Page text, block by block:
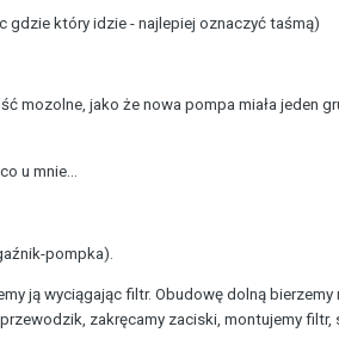
gdzie który idzie - najlepiej oznaczyć taśmą)
mozolne, jako że nowa pompa miała jeden
u mnie...
pompka).
ją wyciągając filtr. Obudowę dolną
zakręcamy zaciski, montujemy